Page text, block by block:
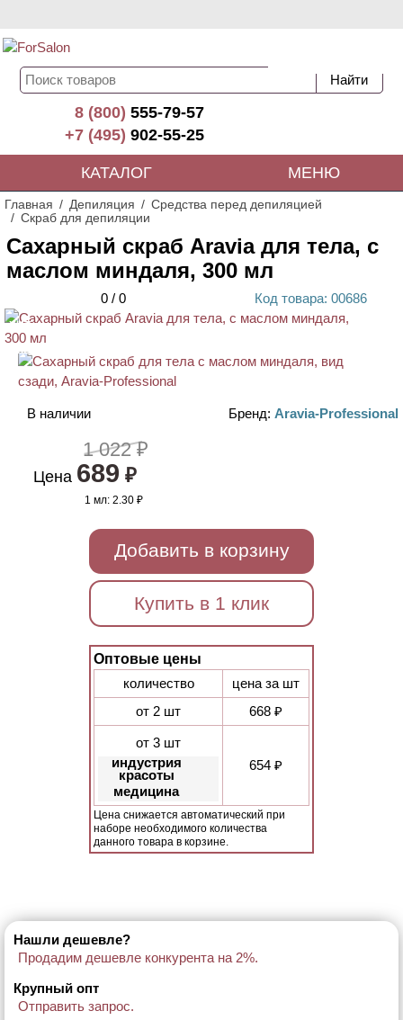
8 (800)555-79-57
+7 (495)902-55-25
КАТАЛОГ МЕНЮ
Главная Депиляция
Средства перед депиляцией
Скраб для депиляции
Сахарный скраб Aravia для тела, с
маслом миндаля, 300 мл
0 / 0 Код товара: 00686
ХИТ
АКЦИЯ
В наличии Бренд: Aravia-Professional
1 022 ₽
Цена 689 ₽
1 мл:2.30 ₽
Добавить в корзину
Купить в 1 клик
Оптовые цены
количество
цена за шт
от 2 шт
668 ₽
от 3 шт
индустрия
красоты
медицина
654 ₽
Цена снижается автоматический при
наборе необходимого количества
данного товара в корзине.
Нашли дешевле?
Продадим дешевле конкурента на 2%.
Крупный опт
Отправить запрос.